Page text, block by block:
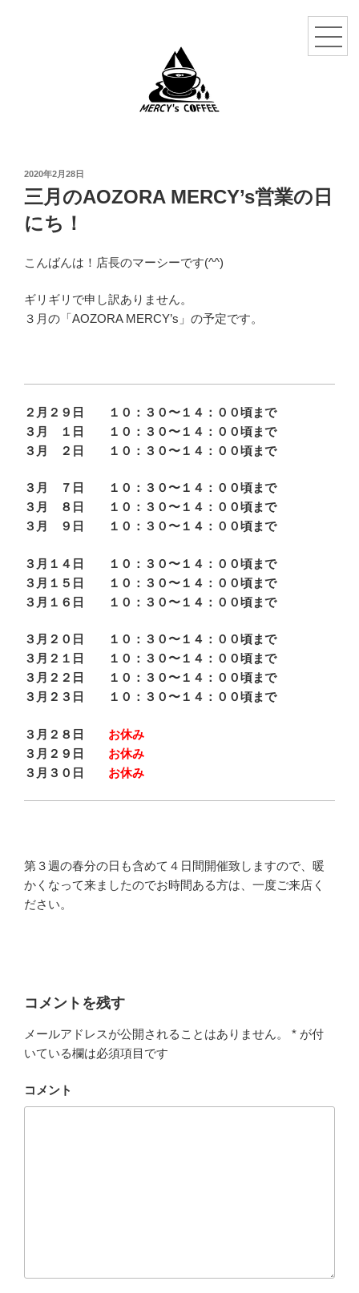
投
稿
日:
2020年2月28日
三月のAOZORA MERCY’s営業の日
にち！
こんばんは！店長のマーシーです(^^)
ギリギリで申し訳ありません。
３月の「AOZORA MERCY’s」の予定です。
２月２９日 １０：３０〜１４：００頃まで
３月 １日 １０：３０〜１４：００頃まで
３月 ２日 １０：３０〜１４：００頃まで
３月 ７日 １０：３０〜１４：００頃まで
３月 ８日 １０：３０〜１４：００頃まで
３月 ９日 １０：３０〜１４：００頃まで
３月１４日 １０：３０〜１４：００頃まで
３月１５日 １０：３０〜１４：００頃まで
３月１６日 １０：３０〜１４：００頃まで
３月２０日 １０：３０〜１４：００頃まで
３月２１日 １０：３０〜１４：００頃まで
３月２２日 １０：３０〜１４：００頃まで
３月２３日 １０：３０〜１４：００頃まで
３月２８日 お休み
３月２９日 お休み
３月３０日 お休み
第３週の春分の日も含めて４日間開催致しますので、暖
かくなって来ましたのでお時間ある方は、一度ご来店く
ださい。
コメントを残す
メールアドレスが公開されることはありません。 * が付
いている欄は必須項目です
コメント